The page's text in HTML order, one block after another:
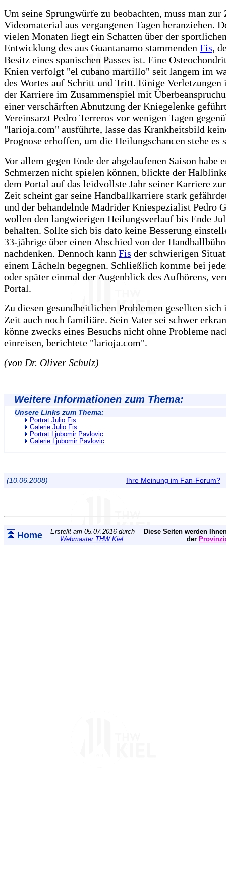
Um seine Sprungwürfe zu beobachten, muss man zur
Videomaterial aus vergangenen Tagen heranziehen.
vielen Monaten liegt ein Schatten über der
Entwicklung des aus Guantanamo stammenden Fis,
Besitz eines spanischen Passes ist. Eine
Knien verfolgt "el cubano martillo" seit langem im
des Wortes auf Schritt und Tritt. Einige Verletzungen
der Karriere im Zusammenspiel mit
einer verschärften Abnutzung der Kniegelenke
Vereinsarzt Pedro Terreros vor wenigen Tagen
"larioja.com" ausführte, lasse das Krankheitsbild
Prognose erhoffen, um die Heilungschancen stehe es
Vor allem gegen Ende der abgelaufenen Saison habe
Schmerzen nicht spielen können, blickte der
dem Portal auf das leidvollste Jahr seiner Karriere
Zeit scheint gar seine Handballkarriere stark
und der behandelnde Madrider Kniespezialist Pedro
wollen den langwierigen Heilungsverlauf bis Ende
behalten. Sollte sich bis dato keine Besserung
33-jährige über einen Abschied von der
nachdenken. Dennoch kann Fis der schwierigen
einem Lächeln begegnen. Schließlich komme bei
oder später einmal der Augenblick des Aufhörens,
Portal.
Zu diesen gesundheitlichen Problemen gesellten sich
Zeit auch noch familiäre. Sein Vater sei schwer
könne zwecks eines Besuchs nicht ohne Probleme
einreisen, berichtete "larioja.com".
(von Dr. Oliver Schulz)
Weitere Informationen zum Thema:
Unsere Links zum Thema:
Porträt Julio Fis
Galerie Julio Fis
Porträt Ljubomir Pavlovic
Galerie Ljubomir Pavlovic
(10.06.2008) Ihre Meinung im Fan-Forum?
Home
Erstellt am 05.07.2016 durch
Webmaster THW Kiel.
Diese Seiten werden
der